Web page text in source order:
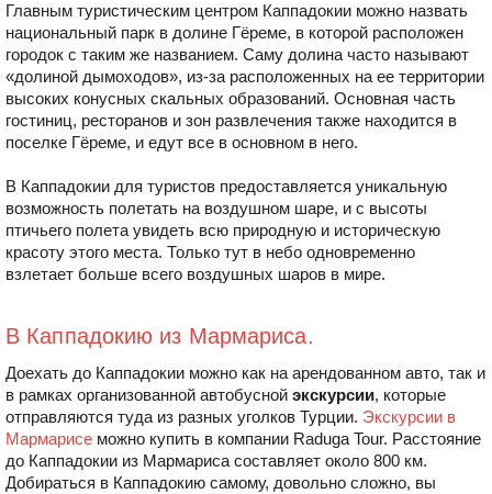
Главным туристическим центром Каппадокии можно назвать
национальный парк в долине Гёреме, в которой расположен
городок с таким же названием. Саму долина часто называют
«долиной дымоходов», из-за расположенных на ее территории
высоких конусных скальных образований. Основная часть
гостиниц, ресторанов и зон развлечения также находится в
поселке Гёреме, и едут все в основном в него.
В Каппадокии для туристов предоставляется уникальную
возможность полетать на воздушном шаре, и с высоты
птичьего полета увидеть всю природную и историческую
красоту этого места. Только тут в небо одновременно
взлетает больше всего воздушных шаров в мире.
В Каппадокию из Мармариса.
Доехать до Каппадокии можно как на арендованном авто, так и
в рамках организованной автобусной экскурсии, которые
отправляются туда из разных уголков Турции. Экскурсии в
Мармарисе можно купить в компании Raduga Tour. Расстояние
до Каппадокии из Мармариса cоставляет около 800 км.
Добираться в Каппадокию самому, довольно сложно, вы